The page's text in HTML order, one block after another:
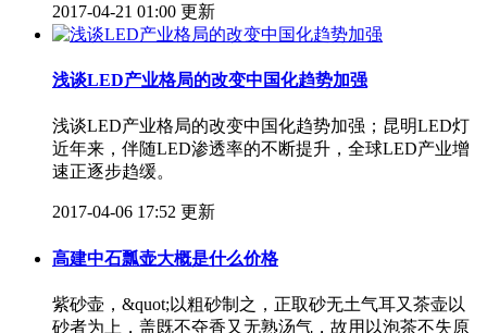
2017-04-21 01:00 更新
浅谈LED产业格局的改变中国化趋势加强
浅谈LED产业格局的改变中国化趋势加强；昆明LED灯​
近年来，伴随LED渗透率的不断提升，全球LED产业增
速正逐步趋缓。
2017-04-06 17:52 更新
高建中石瓢壶大概是什么价格
紫砂壶，&quot;以粗砂制之，正取砂无土气耳又茶壶以
砂者为上，盖既不夺香又无熟汤气，故用以泡茶不失原